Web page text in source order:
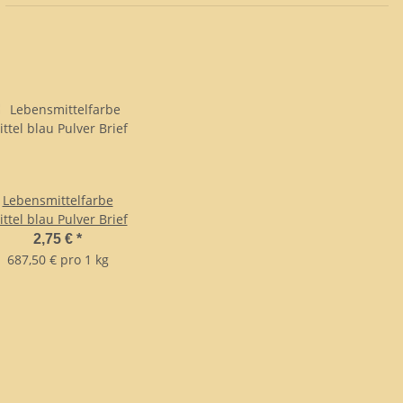
Lebensmittelfarbe
blau Pulver Brief
2,75 € *
687,50 € pro 1 kg